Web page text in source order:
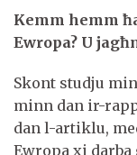
Kemm hemm
Ewropa? U
Skont studju
minn dan ir-
dan l-artiklu,
Ewropa xi